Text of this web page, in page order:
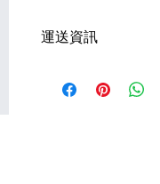
能在購買之前清楚了
客有信心和决心購買
產品。撰寫政策時，
運送資訊
的資訊。撰寫政策